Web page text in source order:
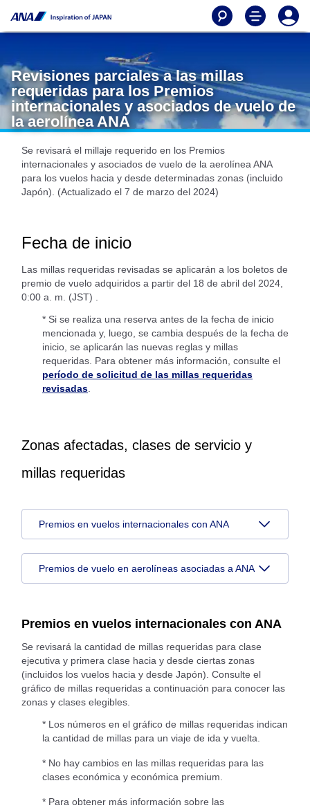
Revisiones parciales a las millas
requeridas para los Premios
internacionales y asociados de vuelo de
la aerolínea ANA
Se revisará el millaje requerido en los Premios
internacionales y asociados de vuelo de la aerolínea ANA
para los vuelos hacia y desde determinadas zonas (incluido
Japón). (Actualizado el 7 de marzo del 2024)
Fecha de inicio
Las millas requeridas revisadas se aplicarán a los boletos de
premio de vuelo adquiridos a partir del 18 de abril del 2024,
0:00 a. m. (JST) .
* Si se realiza una reserva antes de la fecha de inicio
mencionada y, luego, se cambia después de la fecha de
inicio, se aplicarán las nuevas reglas y millas
requeridas. Para obtener más información, consulte el
período de solicitud de las millas requeridas
revisadas
Zonas afectadas, clases de servicio y
millas requeridas
Premios en vuelos internacionales con ANA
Premios de vuelo en aerolíneas asociadas a ANA
Premios en vuelos internacionales con ANA
Se revisará la cantidad de millas requeridas para clase
ejecutiva y primera clase hacia y desde ciertas zonas
(incluidos los vuelos hacia y desde Japón). Consulte el
gráfico de millas requeridas a continuación para conocer las
zonas y clases elegibles.
* Los números en el gráfico de millas requeridas indican
la cantidad de millas para un viaje de ida y vuelta.
* No hay cambios en las millas requeridas para las
clases económica y económica premium.
* Para obtener más información sobre las